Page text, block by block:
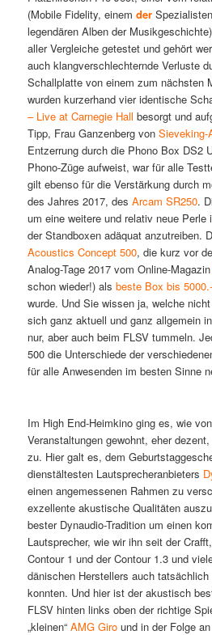
(Mobile Fidelity, einem der
legendären Alben der
aller Vergleiche getestet und gehört
auch klangverschlechternde Verluste
Schallplatte von einem zum nächsten
wurden kurzerhand vier identische
– Live at Carnegie Hall besorgt und
Tipp, Frau Ganzenberg von Sieveking-
Entzerrung durch die Phono Box DS2
Phono-Züge aufweist, war für alle
gilt ebenso für die Verstärkung durch
des Jahres 2017, des Arcam SR250.
um eine weitere und relativ neue Perle
der Standboxen adäquat anzutreiben.
Acoustics Concept 500, die kurz vor
Analog-Tage 2017 vom Online-Magazin
schon wieder!) als beste Box bis
wurde. Und Sie wissen ja, welche
sich ganz aktuell und ganz allgemein
nur, aber auch beim FLSV tummeln.
500 die Unterschiede der
für alle Anwesenden im besten Sinne
Im High End-Heimkino ging es, wie
Veranstaltungen gewohnt, eher
zu. Hier galt es, dem
dienstältesten Lautsprecheranbieters
einen angemessenen Rahmen zu
exzellente akustische Qualitäten
bester Dynaudio-Tradition um einen
Lautsprecher, wie wir ihn seit der
Contour 1 und der Contour 1.3 und
dänischen Herstellers auch
konnten. Und hier ist der akustisch
FLSV hinten links oben der richtige
„kleinen“ AMG Giround in der Folge